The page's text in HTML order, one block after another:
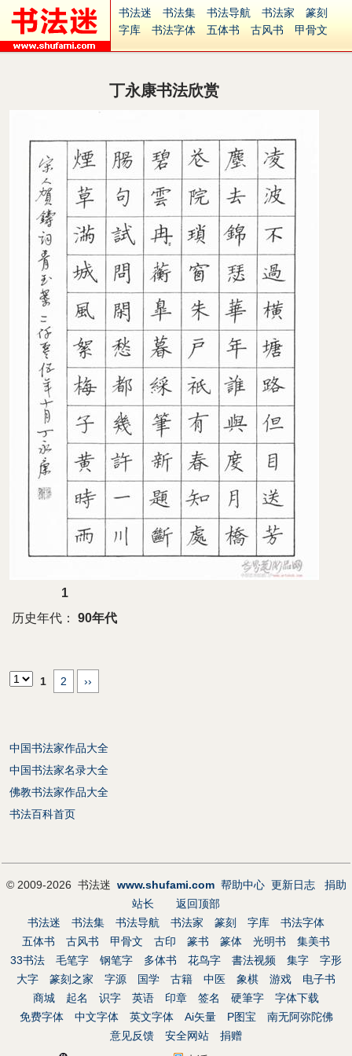
书法迷 书法集 书法导航 书法家
篆刻
字库
书法字体 五体书 古风书
甲骨文
集字
字形 大字
古籍
中医 象棋 游戏
Ai矢量
P图宝 南无阿弥陀佛
意见反馈
安全网站
捐赠 繁體版
丁永康书法欣赏
1
历史年代：
90年代
1 2 ››
中国书法家作品大全
中国书法家名录大全
佛教书法家作品大全
书法百科首页
© 2009-2026 书法迷 www.shufami.com 帮助中心 更新日志
捐助
站长
返回顶部
书法迷
书法集 书法导航 书法家 篆刻 字库
书法字体
五体书
古风书 甲骨文 古印 篆书 篆体 光明书
集美书
33书法
毛笔字 钢笔字 多体书 花鸟字 書法视频 集字
字形
大字
篆刻之家 字源 国学 古籍 中医 象棋 游戏
电子书
商城
起名 识字 英语 印章 签名 硬筆字
字体下载
免费字体
中文字体 英文字体 Ai矢量 P图宝
南无阿弥陀佛
意见反馈
安全网站
捐赠